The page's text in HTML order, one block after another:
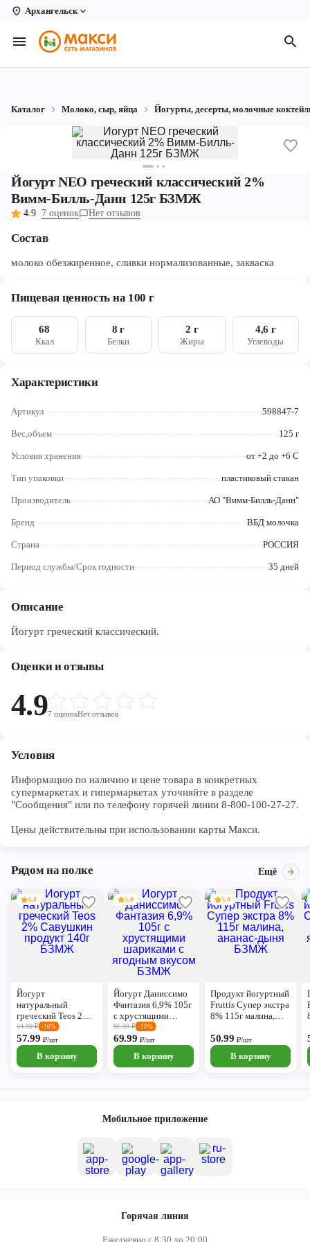
Архангельск
Вологда
Архангельск
Коряжма
Котлас
Новодвинск
Рыбинск
Череповец
Ярославль
Каталог Молоко, сыр, яйца Йогурты, десерты, молочные
Йогурт NEO греческий классический 2%
Вимм-Билль-Данн 125г БЗМЖ
4.9 7 оценок Нет отзывов
Состав
молоко обезжиренное, сливки нормализованные, закваска
Пищевая ценность на 100 г
68
Ккал
8 г
Белки
2 г
Жиры
4,6 г
Углеводы
Характеристики
Артикул 598847-7
Вес,объем 125 г
Условия хранения от +2 до +6 С
Тип упаковки пластиковый стакан
Производитель АО "Вимм-Билль-Данн"
Бренд ВБД молочка
Страна РОССИЯ
Период службы/Срок годности 35 дней
Описание
Йогурт греческий классический.
Оценки и отзывы
4.97 оценокНет отзывов
Условия
Информацию по наличию и цене товара в конкретных
супермаркетах и гипермаркетах уточняйте в разделе
"Сообщения" или по телефону горячей линии 8-800-100-27-27.
Цены действительны при использовании карты Макси.
Рядом на полке Ещё
4.8
Йогурт
натуральный
греческий Teos 2%
Савушкин продукт
140г БЗМЖ
64.99₽ -10%
57.99₽/шт
В корзину
5.0
Йогурт Даниссимо
Фантазия 6,9% 105г
с хрустящими
шариками с
ягодным вкусом
БЗМЖ
86.99₽ -19%
69.99₽/шт
В корзину
5.0
Продукт йогуртный
Fruttis Супер экстра
8% 115г малина,
50.99₽/шт
В корзину
Мобильное приложение
Горячая линия
Ежедневно с 8:30 до 20:00